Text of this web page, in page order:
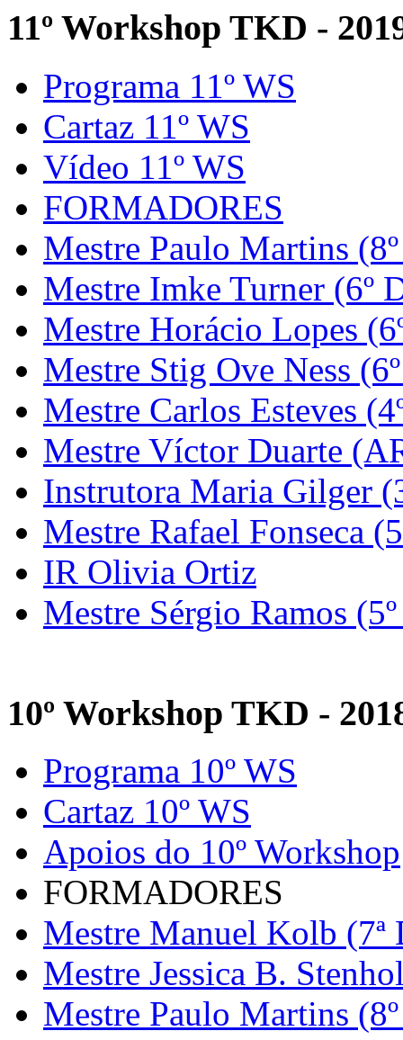
11º Workshop TKD -
Programa 11º WS
Cartaz 11º WS
Vídeo 11º WS
FORMADORES
Mestre Paulo Martins
Mestre Imke Turner (6º
Mestre Horácio Lopes
Mestre Stig Ove Ness
Mestre Carlos Esteves
Mestre Víctor Duarte
Instrutora Maria Gilger
Mestre Rafael Fonseca
IR Olivia Ortiz
Mestre Sérgio Ramos
10º Workshop TKD -
Programa 10º WS
Cartaz 10º WS
Apoios do 10º Workshop
FORMADORES
Mestre Manuel Kolb (7ª
Mestre Jessica B.
Mestre Paulo Martins